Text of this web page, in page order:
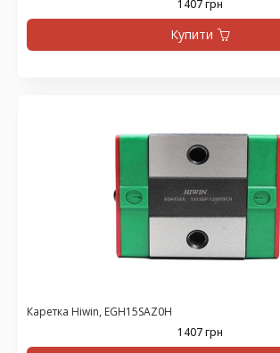
1407 грн
Купити
Каретка Hiwin, EGH15SAZ0H
1407 грн